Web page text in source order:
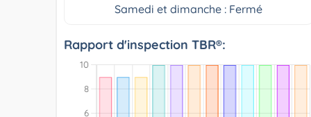
Samedi et dimanche : Fermé
Rapport d'inspection TBR®: